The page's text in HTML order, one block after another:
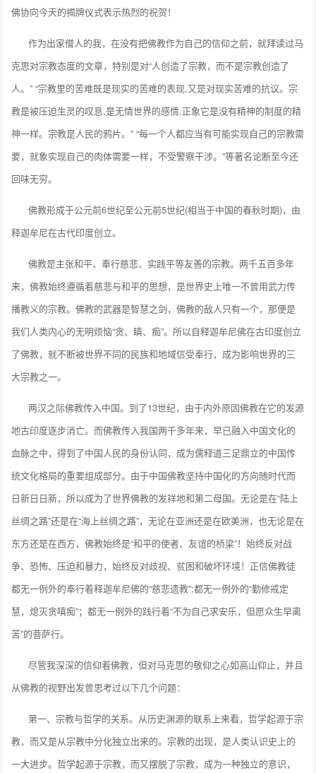
佛协向今天的揭牌仪式表示热烈的祝贺！
作为出家僧人的我，在没有把佛教作为自己的信仰之前，就拜读过马
克思对宗教态度的文章，特别是对“人创造了宗教，而不是宗教创造了
人。” “宗教里的苦难既是现实的苦难的表现,又是对现实苦难的抗议。宗
教是被压迫生灵的叹息,是无情世界的感情,正象它是没有精神的制度的精
神一样。宗教是人民的鸦片。” “每一个人都应当有可能实现自己的宗教需
要，就象实现自己的肉体需要一样，不受警察干涉。”等著名论断至今还
回味无穷。
佛教形成于公元前6世纪至公元前5世纪(相当于中国的春秋时期)，由
释迦牟尼在古代印度创立。
佛教是主张和平、奉行慈悲、实践平等友善的宗教。两千五百多年
来，佛教始终遵循着慈悲与和平的思想，是世界史上唯一不曾用武力传
播教义的宗教。佛教的武器是智慧之剑，佛教的敌人只有一个，那便是
我们人类内心的无明烦恼“贪、瞋、痴”。所以自释迦牟尼佛在古印度创立
了佛教，就不断被世界不同的民族和地域信受奉行，成为影响世界的三
大宗教之一。
两汉之际佛教传入中国。到了13世纪，由于内外原因佛教在它的发源
地古印度逐步消亡。而佛教传入我国两千多年来，早已融入中国文化的
血脉之中，得到了中国人民的身份认同，成为儒释道三足鼎立的中国传
统文化格局的重要组成部分。由于中国佛教坚持中国化的方向随时代而
日新日日新，所以成为了世界佛教的发祥地和第二母国。无论是在“陆上
丝绸之路”还是在“海上丝绸之路”，无论在亚洲还是在欧美洲，也无论是在
东方还是在西方，佛教始终是“和平的使者、友谊的桥梁”！始终反对战
争、恐怖、压迫和暴力，始终反对歧视、贫困和破坏环境！正信佛教徒
都无一例外的奉行着释迦牟尼佛的“慈悲遗教”;都无一例外的“勤修戒定
慧，熄灭贪嗔痴”；都无一例外的践行着“不为自己求安乐，但愿众生早离
苦”的菩萨行。
尽管我深深的信仰着佛教，但对马克思的敬仰之心如高山仰止，并且
从佛教的视野出发曾思考过以下几个问题：
第一、宗教与哲学的关系。从历史渊源的联系上来看，哲学起源于宗
教，而又是从宗教中分化独立出来的。宗教的出现，是人类认识史上的
一大进步。哲学起源于宗教，而又摆脱了宗教，成为一种独立的意识，